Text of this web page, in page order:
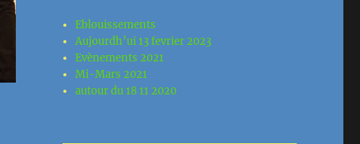
Eblouissements
Aujourdh’ui 13 fevrier 2023
Evènements 2021
Mi-Mars 2021
autour du 18 11 2020